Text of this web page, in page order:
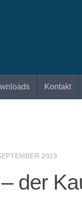
Kontakt
2023
der